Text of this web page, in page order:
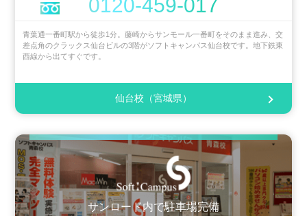
0120-459-017
青葉通一番町駅から徒歩1分。藤崎からサンモール一番町をそのまま進み、交
差点角のクラックス仙台ビルの3階がソフトキャンパス仙台校です。地下鉄東
西線から出てすぐです。
仙台校（宮城県）
サンロード内で駐車場完備